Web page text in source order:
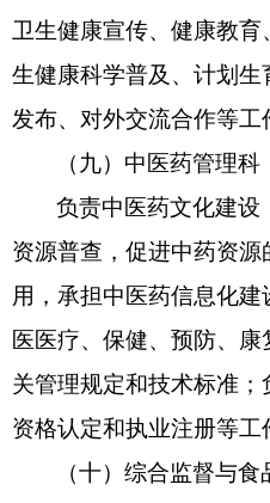
卫生健康宣传、健康教
生健康科学普及、计划
发布、对外交流合作等工
（九）中医药管理科
负责中医药文化建设
资源普查，促进中药资源
用，承担中医药信息化
医医疗、保健、预防、
关管理规定和技术标准
资格认定和执业注册等工
（十）综合监督与食